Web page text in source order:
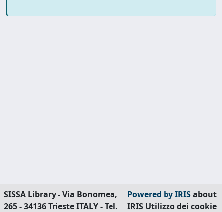
SISSA Library - Via Bonomea,
265 - 34136 Trieste ITALY - Tel.
Powered by IRISabout
IRIS Utilizzo dei cookie